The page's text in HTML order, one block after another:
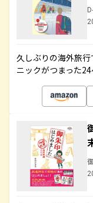
久しぶりの海外旅
ニックがつまった